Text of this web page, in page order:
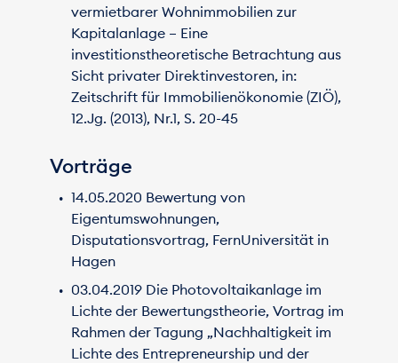
vermietbarer Wohnimmobilien zur
Kapitalanlage – Eine
investitionstheoretische Betrachtung aus
Sicht privater Direktinvestoren, in:
Zeitschrift für Immobilienökonomie (ZIÖ),
12.Jg. (2013), Nr.1, S. 20-45
Vorträge
14.05.2020 Bewertung von
Eigentumswohnungen,
Disputationsvortrag, FernUniversität in
Hagen
03.04.2019 Die Photovoltaikanlage im
Lichte der Bewertungstheorie, Vortrag im
Rahmen der Tagung „Nachhaltigkeit im
Lichte des Entrepreneurship und der